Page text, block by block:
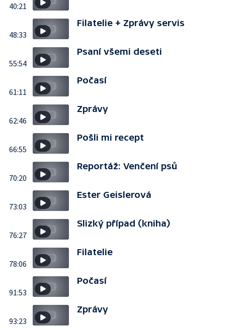
40:21
48:33
Filatelie + Zprávy servis
55:54
Psaní všemi deseti
61:11
Počasí
62:46
Zprávy
66:55
Pošli mi recept
70:20
Reportáž: Venčení psů
73:03
Ester Geislerová
76:27
Slizký případ (kniha)
78:06
Filatelie
91:53
Počasí
93:23
Zprávy